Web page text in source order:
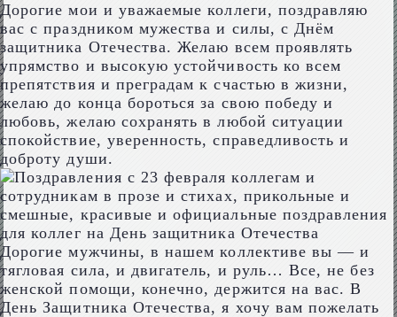
Дорогие мои и уважаемые коллеги, поздравляю
вас с праздником мужества и силы, с Днём
защитника Отечества. Желаю всем проявлять
упрямство и высокую устойчивость ко всем
препятствия и преградам к счастью в жизни,
желаю до конца бороться за свою победу и
любовь, желаю сохранять в любой ситуации
спокойствие, уверенность, справедливость и
доброту души.
Дорогие мужчины, в нашем коллективе вы — и
тягловая сила, и двигатель, и руль… Все, не без
женской помощи, конечно, держится на вас. В
День Защитника Отечества, я хочу вам пожелать